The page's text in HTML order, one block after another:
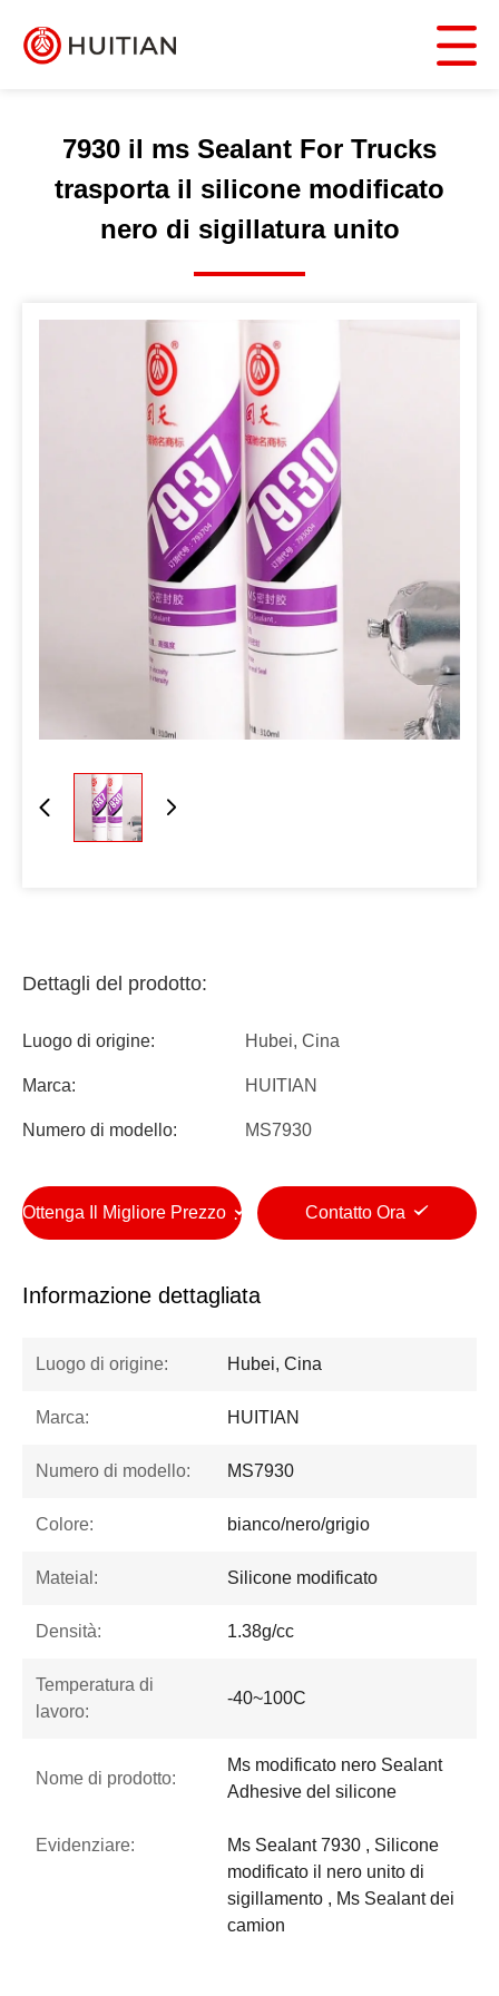
7930 il ms Sealant For Trucks
trasporta il silicone modificato
nero di sigillatura unito
Dettagli del prodotto:
Luogo di origine: Hubei, Cina
Marca: HUITIAN
Numero di modello: MS7930
Ottenga Il Migliore Prezzo Contatto Ora
Informazione dettagliata
Luogo di origine: Hubei, Cina
Marca: HUITIAN
Numero di modello: MS7930
Colore: bianco/nero/grigio
Mateial: Silicone modificato
Densità: 1.38g/cc
Temperatura di
lavoro:
-40~100C
Nome di prodotto:
Ms modificato nero Sealant
Adhesive del silicone
Evidenziare:
Ms Sealant 7930 , Silicone
modificato il nero unito di
sigillamento , Ms Sealant dei
camion